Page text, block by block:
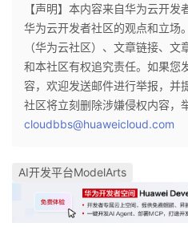
证
实
验
的
收
藏
持
建
议
【声明】本内容来自华为云开
华为云开发者社区的观点和立场
（华为云社区）、文章链接、
和本社区有权追究责任。如果您
容，欢迎发送邮件进行举报，并
社区将立刻删除涉嫌侵权内容，
cloudbbs@huaweicloud.com
AI开发平台ModelArts